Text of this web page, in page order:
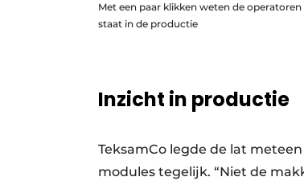
Met een paar klikken weten de
staat in de productie
Inzicht in productie
TeksamCo legde de lat
modules tegelijk. “Niet de